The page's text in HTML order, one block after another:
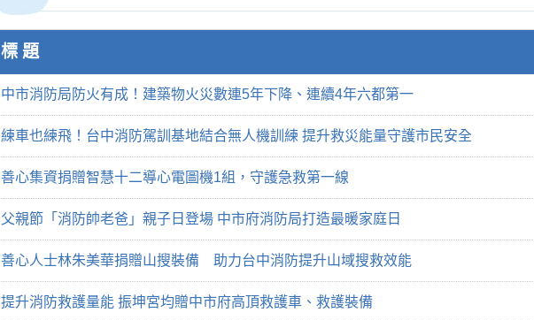
標 題
中市消防局防火有成！建築物火災數連5年下降、連續4年六都第一
練車也練飛！台中消防駕訓基地結合無人機訓練 提升救災能量守護市民安全
善心集資捐贈智慧十二導心電圖機1組，守護急救第一線
父親節「消防帥老爸」親子日登場 中市府消防局打造最暖家庭日
善心人士林朱美華捐贈山搜裝備 助力台中消防提升山域搜救效能
提升消防救護量能 振坤宮均贈中市府高頂救護車、救護裝備